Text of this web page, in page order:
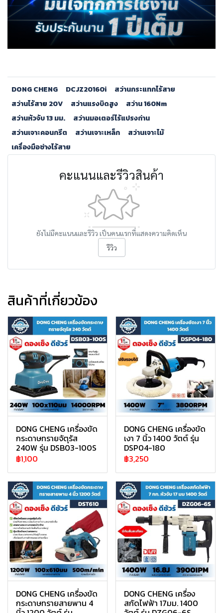
DONG CHENG DCJZ20160i
สว่านกระแทกไร้สาย
สว่านไร้สาย 20V
สว่านแรงบิดสูง
สว่าน 160Nm
สว่านหัวจับ 13 มม.
สว่านมอเตอร์ไร้แปรงถ่าน
สว่านเจาะคอนกรีต
สว่านเจาะเหล็ก
สว่านเจาะไม้
เครื่องมือช่างไร้สาย
คะแนนและรีวิวสินค้า
ยังไม่มีคะแนนและรีวิว เป็นคนแรกที่แสดงความคิดเห็น
รีวิว
สินค้าที่เกี่ยวข้อง
DONG CHENG เครื่องขัด
กระดาษทรายจัตุรัส
240W รุ่น DSB03-100S
฿1,100
DONG CHENG เครื่องขัด
เงา 7 นิ้ว 1400 วัตต์ รุ่น
DSP04-180
฿3,250
DONG CHENG เครื่องขัด
กระดาษทรายสายพาน 4
DONG CHENG เครื่อง
สกัดไฟฟ้า 17มม. 1400